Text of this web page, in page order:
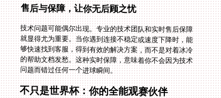
售后与保障，让你无后顾之忧
技术问题可能偶尔出现。专业的技术团队和实时售后保障
就显得尤为重要。当你遇到连接不稳定或速度下降时，能
够快速找到客服，得到有效的解决方案，而不是对着冰冷
的帮助文档发愁。这种实时保障，意味着你不会因为技术
问题而错过任何一个进球瞬间。
不只是世界杯：你的全能观赛伙伴